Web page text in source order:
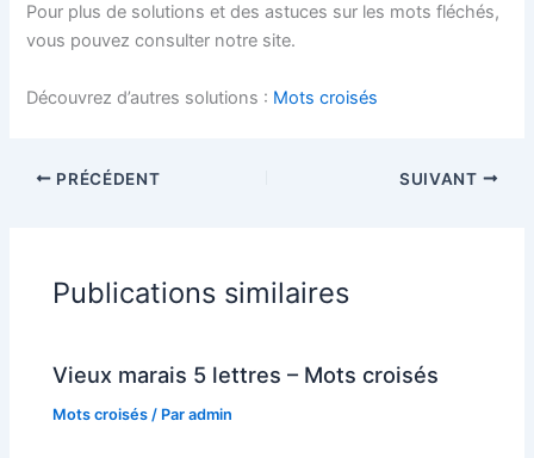
Pour plus de solutions et des astuces sur les mots fléchés,
vous pouvez consulter notre site.
Découvrez d’autres solutions : Mots croisés
PRÉCÉDENT SUIVANT
Publications similaires
Vieux marais 5 lettres – Mots croisés
Mots croisés / Paradmin